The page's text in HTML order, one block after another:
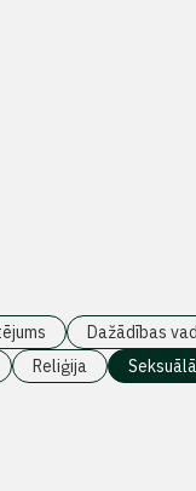
Dažādības
Reliģija